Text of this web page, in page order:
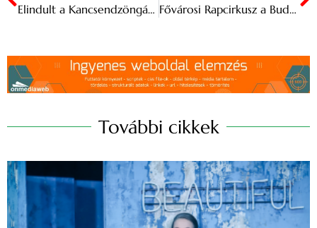
Elindult a Kancsendzöngára Varga Csaba hegymászó Fővárosi Rapcirkusz a Budapest Parkban júniusban
További cikkek